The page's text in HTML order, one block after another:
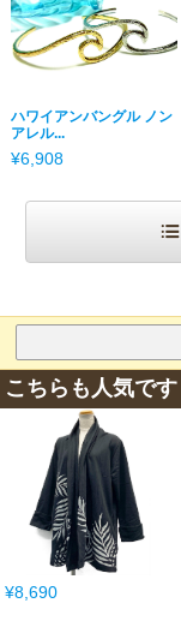
ハワイアンバングル ノン
アレル...
¥6,908
こちらも人気です
¥8,690